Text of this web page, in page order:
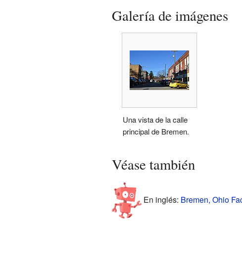
Galería de imágenes
Una vista de la calle
principal de Bremen.
Véase también
En inglés: Bremen, Ohio